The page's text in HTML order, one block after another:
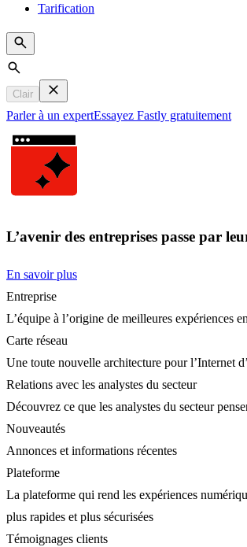
Tarification
Search
Clair
Parler à un expertEssayez Fastly gratuitement
L’avenir des entreprises passe par
En savoir plus
Entreprise
L’équipe à l’origine de meilleures expériences
Carte réseau
Une toute nouvelle architecture pour l’Internet
Relations avec les analystes du secteur
Découvrez ce que les analystes du secteur
Nouveautés
Annonces et informations récentes
Plateforme
La plateforme qui rend les expériences
plus rapides et plus sécurisées
Témoignages clients